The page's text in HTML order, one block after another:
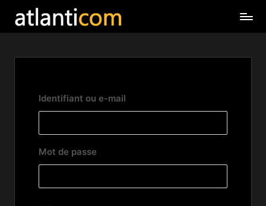
Identifiant ou e-mail
Mot de passe